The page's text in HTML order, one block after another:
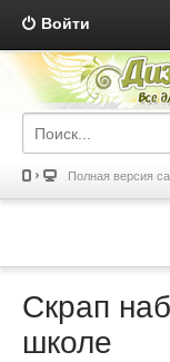
Войти
Полная версия
Скрап
школе